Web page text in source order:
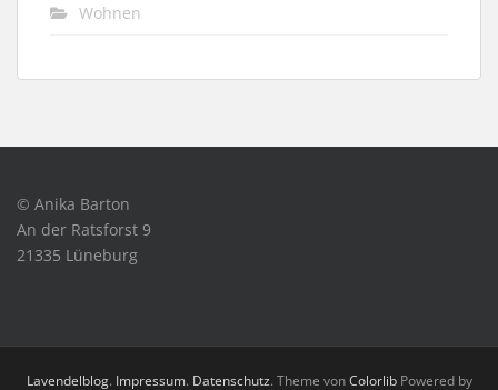
Wohnen
© Anika Barton
An der Ratsforst 9
21335 Lüneburg
Lavendelblog. Impressum. Datenschutz. Theme vonColorlibPowered by